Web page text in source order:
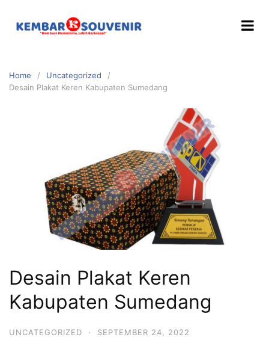
Home
Uncategorized
Desain Plakat Keren Kabupaten Sumedang
Desain Plakat Keren
Kabupaten Sumedang
UNCATEGORIZED · SEPTEMBER 24, 2022